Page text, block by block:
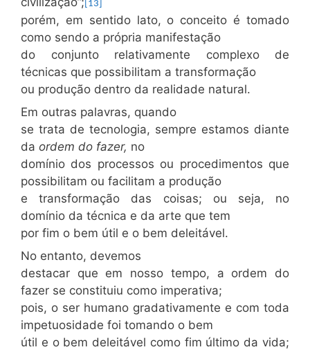
[13]
porém, em sentido lato, o conceito é tomado
como sendo a própria manifestação
do conjunto relativamente complexo de
técnicas que possibilitam a transformação
ou produção dentro da realidade natural.
Em outras palavras, quando
se trata de tecnologia, sempre estamos diante
da ordem do fazer, no
domínio dos processos ou procedimentos que
possibilitam ou facilitam a produção
e transformação das coisas; ou seja, no
domínio da técnica e da arte que tem
por fim o bem útil e o bem deleitável.
No entanto, devemos
destacar que em nosso tempo, a ordem do
fazer se constituiu como imperativa;
pois, o ser humano gradativamente e com toda
impetuosidade foi tomando o bem
útil e o bem deleitável como fim último da vida;